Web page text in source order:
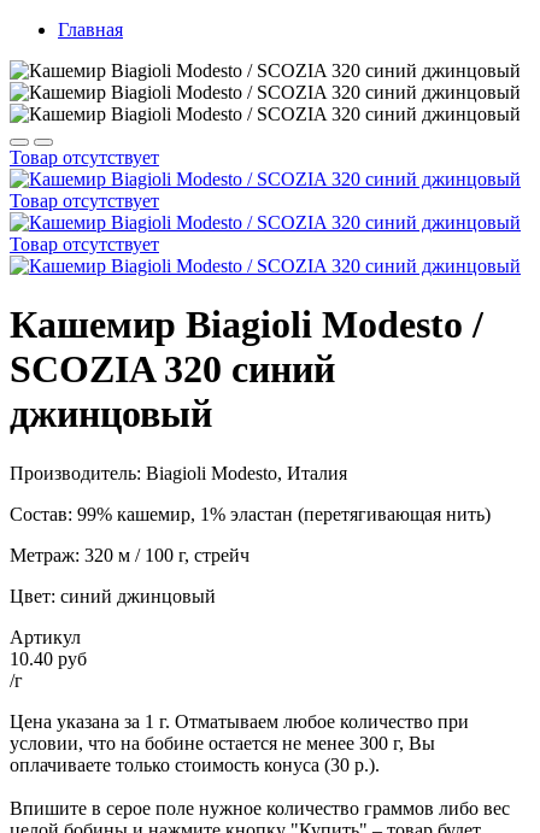
Главная
Товар отсутствует
Товар отсутствует
Товар отсутствует
Кашемир Biagioli Modesto /
SCOZIA 320 синий
джинцовый
Производитель: Biagioli Modesto, Италия
Состав: 99% кашемир, 1% эластан (перетягивающая нить)
Метраж: 320 м / 100 г, стрейч
Цвет: синий джинцовый
Артикул
10.40 руб
/г
Цена указана за 1 г. Отматываем любое количество при
условии, что на бобине остается не менее 300 г, Вы
оплачиваете только стоимость конуса (30 р.).
Впишите в серое поле нужное количество граммов либо вес